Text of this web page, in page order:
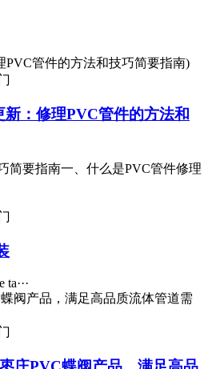
：修理PVC管件的方法和
简要指南一、什么是PVC管件修理